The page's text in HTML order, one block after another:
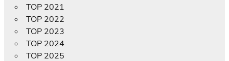
TOP 2021
TOP 2022
TOP 2023
TOP 2024
TOP 2025